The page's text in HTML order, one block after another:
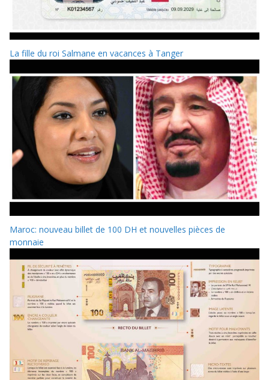
La fille du roi Salmane en vacances à Tanger
Maroc: nouveau billet de 100 DH et nouvelles pièces de
monnaie